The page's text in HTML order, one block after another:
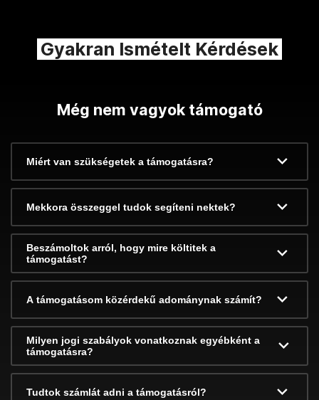
Gyakran Ismételt Kérdések
Még nem vagyok támogató
Miért van szükségetek a támogatásra?
Mekkora összeggel tudok segíteni nektek?
Beszámoltok arról, hogy mire költitek a
támogatást?
A támogatásom közérdekű adománynak számít?
Milyen jogi szabályok vonatkoznak egyébként a
támogatásra?
Tudtok számlát adni a támogatásról?